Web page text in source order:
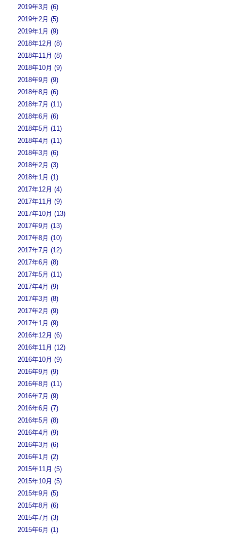
2019年3月 (6)
2019年2月 (5)
2019年1月 (9)
2018年12月 (8)
2018年11月 (8)
2018年10月 (9)
2018年9月 (9)
2018年8月 (6)
2018年7月 (11)
2018年6月 (6)
2018年5月 (11)
2018年4月 (11)
2018年3月 (6)
2018年2月 (3)
2018年1月 (1)
2017年12月 (4)
2017年11月 (9)
2017年10月 (13)
2017年9月 (13)
2017年8月 (10)
2017年7月 (12)
2017年6月 (8)
2017年5月 (11)
2017年4月 (9)
2017年3月 (8)
2017年2月 (9)
2017年1月 (9)
2016年12月 (6)
2016年11月 (12)
2016年10月 (9)
2016年9月 (9)
2016年8月 (11)
2016年7月 (9)
2016年6月 (7)
2016年5月 (8)
2016年4月 (9)
2016年3月 (6)
2016年1月 (2)
2015年11月 (5)
2015年10月 (5)
2015年9月 (5)
2015年8月 (6)
2015年7月 (3)
2015年6月 (1)